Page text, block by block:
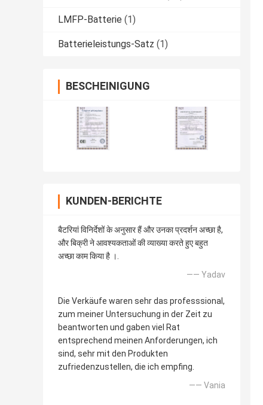
LMFP-Batterie (1)
Batterieleistungs-Satz (1)
BESCHEINIGUNG
KUNDEN-BERICHTE
बैटरियां विनिर्देशों के अनुसार हैं और उनका प्रदर्शन अच्छा है,
और बिक्री ने आवश्यकताओं की व्याख्या करते हुए बहुत
अच्छा काम किया है ।.
—— Yadav
Die Verkäufe waren sehr das professsional,
zum meiner Untersuchung in der Zeit zu
beantworten und gaben viel Rat
entsprechend meinen Anforderungen, ich
sind, sehr mit den Produkten
zufriedenzustellen, die ich empfing.
—— Vania